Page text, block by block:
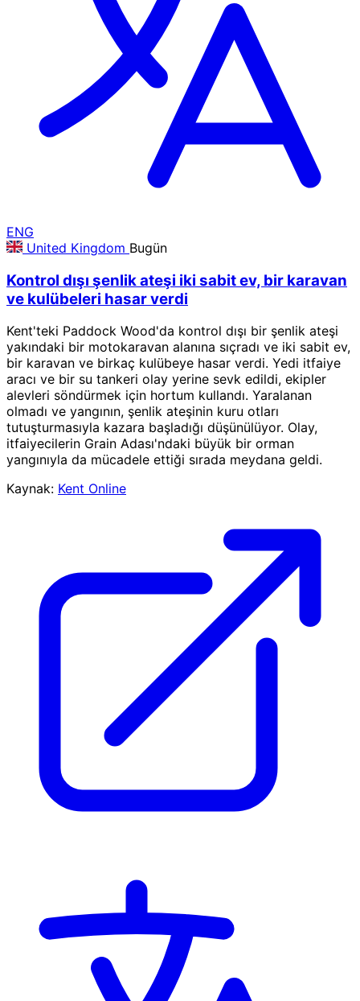
ENG
United Kingdom Bugün
Kontrol dışı şenlik ateşi iki sabit ev, bir karavan
ve kulübeleri hasar verdi
Kent'teki Paddock Wood'da kontrol dışı bir şenlik ateşi
yakındaki bir motokaravan alanına sıçradı ve iki sabit ev,
bir karavan ve birkaç kulübeye hasar verdi. Yedi itfaiye
aracı ve bir su tankeri olay yerine sevk edildi, ekipler
alevleri söndürmek için hortum kullandı. Yaralanan
olmadı ve yangının, şenlik ateşinin kuru otları
tutuşturmasıyla kazara başladığı düşünülüyor. Olay,
itfaiyecilerin Grain Adası'ndaki büyük bir orman
yangınıyla da mücadele ettiği sırada meydana geldi.
Kaynak: Kent Online